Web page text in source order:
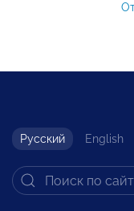
Русский English